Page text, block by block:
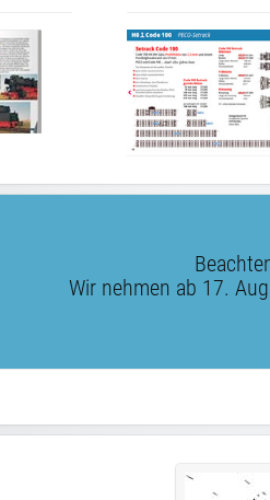
Wir nehmen ab 17.